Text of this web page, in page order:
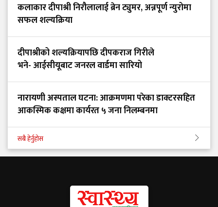
कलाकार दीपाश्री निरौलालाई ब्रेन ट्युमर, अन्नपूर्ण न्युरोमा
सफल शल्यक्रिया
दीपाश्रीको शल्यक्रियापछि दीपकराज गिरीले
भने- आईसीयूबाट जनरल वार्डमा सारियो
नारायणी अस्पताल घटना: आक्रमणमा परेका डाक्टरसहित
आकस्मिक कक्षमा कार्यरत ५ जना निलम्बनमा
सबै हेर्नुहोस